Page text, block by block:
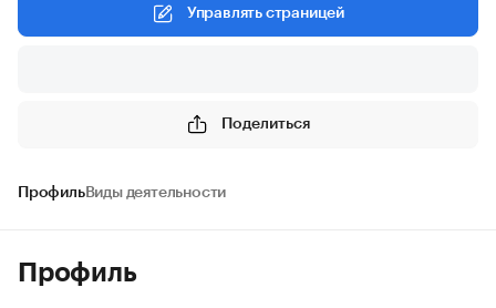
Управлять страницей
Поделиться
ПрофильВиды деятельности
Профиль